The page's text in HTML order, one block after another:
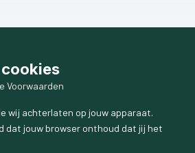
Voorwaarden
wij achterlaten op jouw apparaat.
dat jouw browser onthoud dat jij het